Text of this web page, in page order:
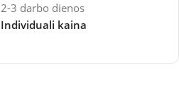
2-3 darbo dienos
Individuali kaina